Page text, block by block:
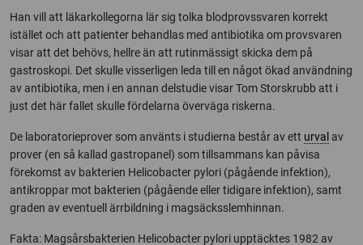
Han vill att läkarkollegorna lär sig tolka blodprovssvaren korrekt
istället och att patienter behandlas med antibiotika om provsvaren
visar att det behövs, hellre än att rutinmässigt skicka dem på
gastroskopi. Det skulle visserligen leda till en något ökad användning
av antibiotika, men i en annan delstudie visar Tom Storskrubb att i
just det här fallet skulle fördelarna överväga riskerna.
De laboratorieprover som använts i studierna består av ett urval av
prover (en så kallad gastropanel) som tillsammans kan påvisa
förekomst av bakterien Helicobacter pylori (pågående infektion),
antikroppar mot bakterien (pågående eller tidigare infektion), samt
graden av eventuell ärrbildning i magsäcksslemhinnan.
Fakta: Magsårsbakterien Helicobacter pylori upptäcktes 1982 av